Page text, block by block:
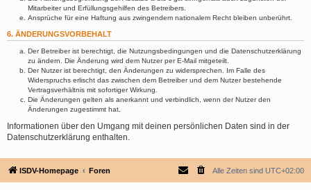
Mitarbeiter und Erfüllungsgehilfen des Betreibers.
Ansprüche für eine Haftung aus zwingendem nationalem Recht bleiben unberührt.
6. ÄNDERUNGSVORBEHALT
Der Betreiber ist berechtigt, die Nutzungsbedingungen und die Datenschutzerklärung
zu ändern. Die Änderung wird dem Nutzer per E-Mail mitgeteilt.
Der Nutzer ist berechtigt, den Änderungen zu widersprechen. Im Falle des
Widerspruchs erlischt das zwischen dem Betreiber und dem Nutzer bestehende
Vertragsverhältnis mit sofortiger Wirkung.
Die Änderungen gelten als anerkannt und verbindlich, wenn der Nutzer den
Änderungen zugestimmt hat.
Informationen über den Umgang mit deinen persönlichen Daten sind in der
Datenschutzerklärung enthalten.
ISDV-Homepage Foren Alle Zeiten sind UTC+02:00